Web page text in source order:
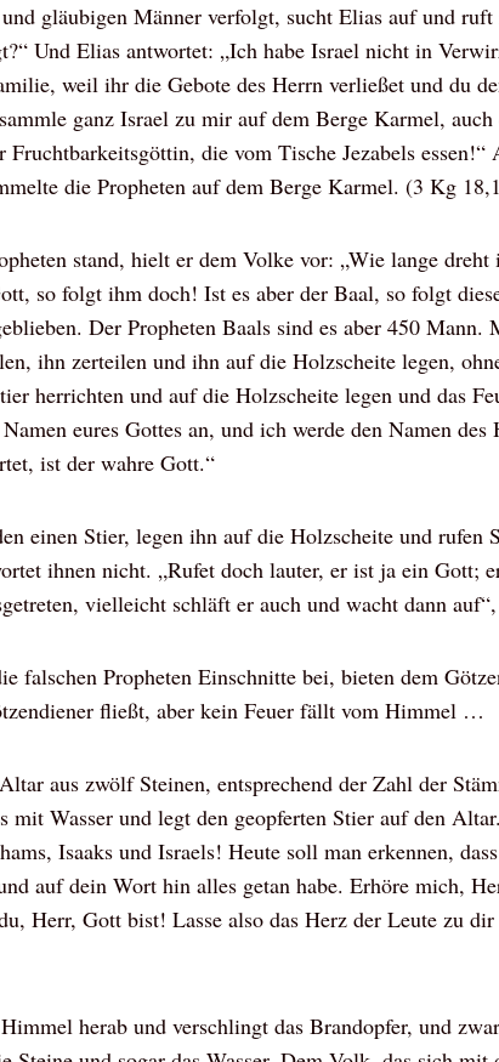
gläubigen Männer verfolgt, sucht Elias auf und
Und Elias antwortet: „Ich habe Israel nicht in
weil ihr die Gebote des Herrn verließet und du
ganz Israel zu mir auf dem Berge Karmel,
Fruchtbarkeitsgöttin, die vom Tische Jezabels essen!“
die Propheten auf dem Berge Karmel. (3 Kg
stand, hielt er dem Volke vor: „Wie lange dreht
so folgt ihm doch! Ist es aber der Baal, so folgt
Der Propheten Baals sind es aber 450 Mann.
ihn zerteilen und ihn auf die Holzscheite legen,
herrichten und auf die Holzscheite legen und das
eures Gottes an, und ich werde den Namen
ist der wahre Gott.“
einen Stier, legen ihn auf die Holzscheite und rufen
ihnen nicht. „Rufet doch lauter, er ist ja ein Gott;
vielleicht schläft er auch und wacht dann
falschen Propheten Einschnitte bei, bieten dem
fließt, aber kein Feuer fällt vom Himmel …
aus zwölf Steinen, entsprechend der Zahl der
mit Wasser und legt den geopferten Stier auf den
Isaaks und Israels! Heute soll man erkennen,
auf dein Wort hin alles getan habe. Erhöre mich,
Herr, Gott bist! Lasse also das Herz der Leute zu
herab und verschlingt das Brandopfer, und